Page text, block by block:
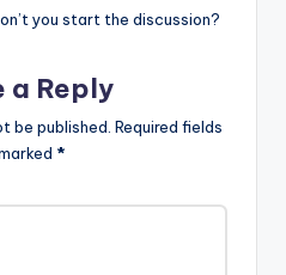
you start the discussion?
a Reply
be published. Required fields
*